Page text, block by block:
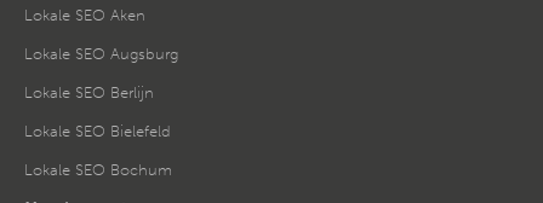
Lokale SEO Aken
Lokale SEO Augsburg
Lokale SEO Berlijn
Lokale SEO Bielefeld
Lokale SEO Bochum